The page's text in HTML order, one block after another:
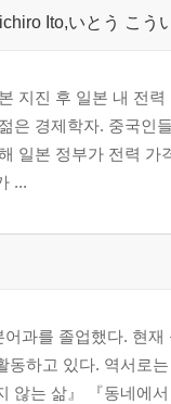
Ito,いとう こう
지진 후 일본 내 전
은 경제학자. 중국인
일본 정부가 전력
...
과를 졸업했다. 현
동하고 있다. 역서로
않는 삶』 『동네에